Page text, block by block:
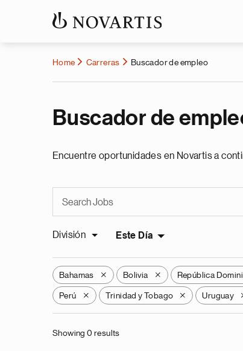
Home Carreras Buscador de empleo
Buscador de
Encuentre oportunidades en Novartis a
División Este Día
Bahamas X Bolivia X República
Perú X Trinidad y Tobago X Uruguay
Showing 0 results